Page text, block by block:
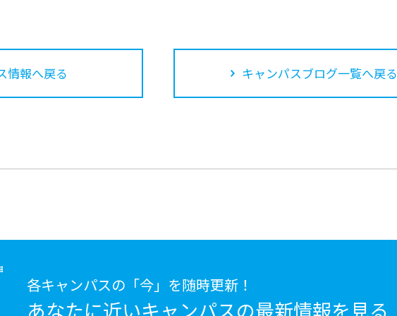
情報へ戻る キャンパスブログ一覧へ戻る
各キャンパスの「今」を随時更新！
あなたに近いキャンパスの最新情報を見る